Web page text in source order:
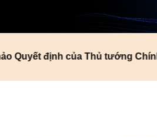
định của Thủ tướng Chính